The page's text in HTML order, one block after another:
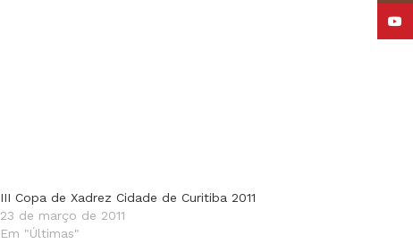
III Copa de Xadrez Cidade de Curitiba 2011
23 de março de 2011
Em "Últimas"